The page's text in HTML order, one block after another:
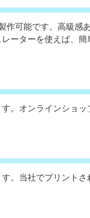
作可能です。高級感
ーターを使えば、
。オンラインショ
。当社でプリント